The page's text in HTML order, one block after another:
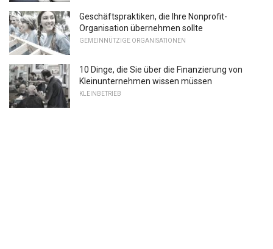
Geschäftspraktiken, die Ihre Nonprofit-
Organisation übernehmen sollte
GEMEINNÜTZIGE ORGANISATIONEN
10 Dinge, die Sie über die Finanzierung von
Kleinunternehmen wissen müssen
KLEINBETRIEB